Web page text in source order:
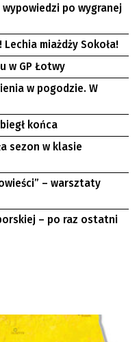
po wygranej
miażdży Sokoła!
w GP Łotwy
w pogodzie. W
końca
sezon w klasie
– warsztaty
– po raz ostatni